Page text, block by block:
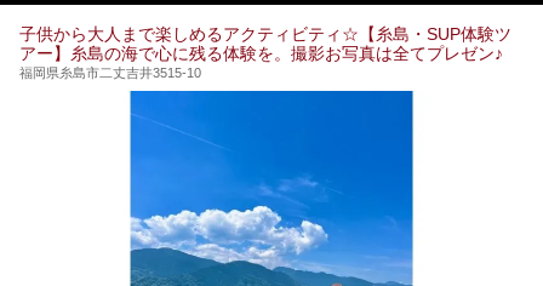
子供から大人まで楽しめるアクティビティ☆【糸島・SUP体験ツ
アー】糸島の海で心に残る体験を。撮影お写真は全てプレゼン♪
福岡県糸島市二丈吉井3515-10